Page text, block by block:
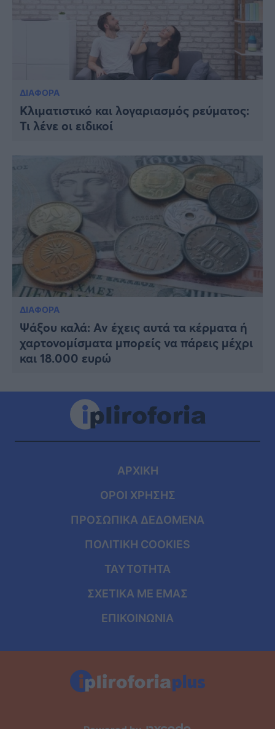
ΔΙΑΦΟΡΑ
Κλιματιστικό και λογαριασμός ρεύματος:
Τι λένε οι ειδικοί
ΔΙΑΦΟΡΑ
Ψάξου καλά: Αν έχεις αυτά τα κέρματα ή
χαρτονομίσματα μπορείς να πάρεις μέχρι
και 18.000 ευρώ
ΑΡΧΙΚΗ
ΟΡΟΙ ΧΡΗΣΗΣ
ΠΡΟΣΩΠΙΚΑ ΔΕΔΟΜΕΝΑ
ΠΟΛΙΤΙΚΗ COOKIES
ΤΑΥΤΟΤΗΤΑ
ΣΧΕΤΙΚΑ ΜΕ ΕΜΑΣ
ΕΠΙΚΟΙΝΩΝΙΑ